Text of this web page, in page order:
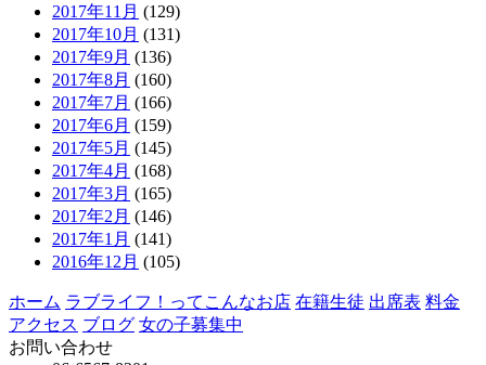
2017年11月 (129)
2017年10月 (131)
2017年9月 (136)
2017年8月 (160)
2017年7月 (166)
2017年6月 (159)
2017年5月 (145)
2017年4月 (168)
2017年3月 (165)
2017年2月 (146)
2017年1月 (141)
2016年12月 (105)
ホーム ラブライフ！ってこんなお店 在籍生徒 出席表 料金
アクセス ブログ 女の子募集中
お問い合わせ